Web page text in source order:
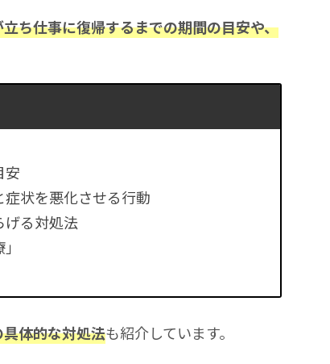
ち仕事に復帰するまでの期間の目安や、
安
状を悪化させる行動
げる対処法
体的な対処法も紹介しています。